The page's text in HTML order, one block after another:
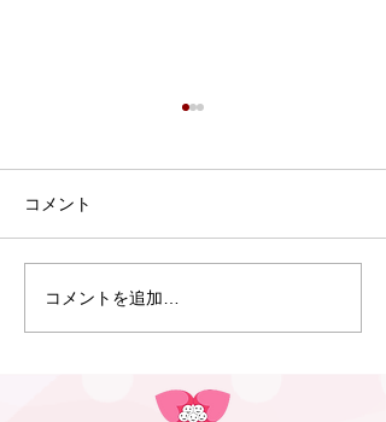
7月9日、Webおしゃべり会を
ふたごママ・パパ・プレママ
が参加されました。 今回も、
間に参加のパパなどが参加さ
コメント
コメントを追加…